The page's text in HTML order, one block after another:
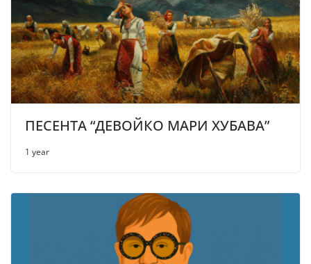
ПЕСЕНТА “ДЕВОЙКО МАРИ ХУБАВА”
1 year